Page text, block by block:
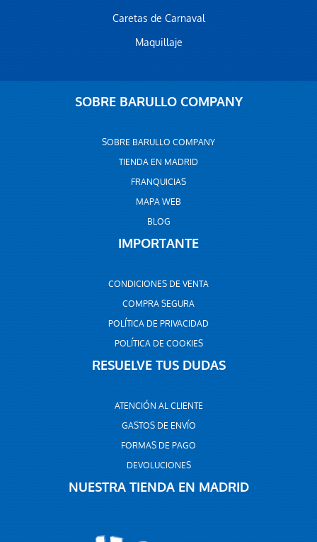
Caretas de Carnaval
Maquillaje
SOBRE BARULLO COMPANY
SOBRE BARULLO COMPANY
TIENDA EN MADRID
FRANQUICIAS
MAPA WEB
BLOG
IMPORTANTE
CONDICIONES DE VENTA
COMPRA SEGURA
POLÍTICA DE PRIVACIDAD
POLÍTICA DE COOKIES
RESUELVE TUS DUDAS
ATENCIÓN AL CLIENTE
GASTOS DE ENVÍO
FORMAS DE PAGO
DEVOLUCIONES
NUESTRA TIENDA EN MADRID